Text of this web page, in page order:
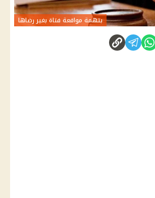
بتهمة مواقعة فتاة بغير رضاها